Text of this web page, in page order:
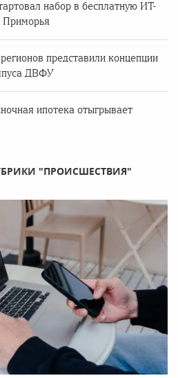
набор в бесплатную ИТ-
Приморья
представили концепции
ДВФУ
ипотека отыгрывает
"ПРОИСШЕСТВИЯ"